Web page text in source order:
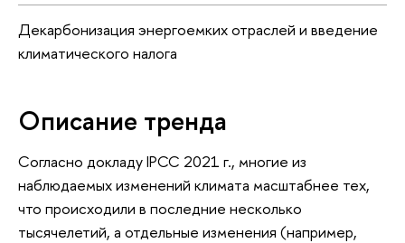
Декарбонизация энергоемких отраслей и введение
климатического налога
Описание тренда
Согласно докладу IPCC 2021 г., многие из
наблюдаемых изменений климата масштабнее тех,
что происходили в последние несколько
тысячелетий, а отдельные изменения (например,